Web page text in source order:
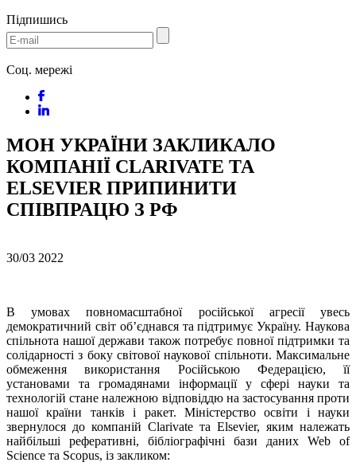
Підпишись
Соц. мережі
МОН УКРАЇНИ ЗАКЛИКАЛО
КОМПАНІЇ CLARIVATE ТА
ELSEVIER ПРИПИНИТИ
СПІВПРАЦЮ З РФ
30/03 2022
В умовах повномасштабної російської агресії увесь
демократичний світ об’єднався та підтримує Україну. Наукова
спільнота нашої держави також потребує повної підтримки та
солідарності з боку світової наукової спільноти. Максимальне
обмеження використання Російською Федерацією, її
установами та громадянами інформації у сфері науки та
технологій стане належною відповіддю на застосування проти
нашої країни танків і ракет. Міністерство освіти і науки
звернулося до компаній Clarivate та Elsevier, яким належать
найбільші реферативні, бібліографічні бази даних Web of
Science та Scopus, із закликом: